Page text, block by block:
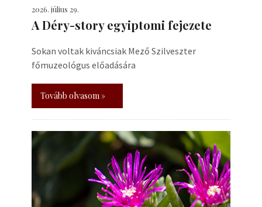
2026. július 29.
A Déry-story egyiptomi fejezete
Sokan voltak kiváncsiak Mező Szilveszter
főmuzeológus előadására
Tovább olvasom »